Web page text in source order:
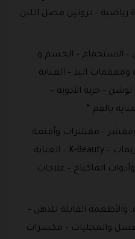
رياضية – بروتين مصل اللبن
– الاستحمام – الجسم و
اليد – العناية
– خزنة الأدوية –
بالفم “.
– مقشرات وأقنعة
للوجه – هدايا – مرطبات وكريمات – K-Beauty – العناية
الماكياج – علاجات
والأطعمة القابلة للدهن –
والمحليات – مكسرات